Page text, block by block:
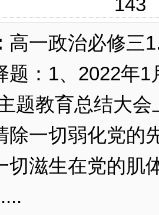
143
高一政治必修三
题：1、2022年
题教育总结大
除一切弱化党的
切滋生在党的肌